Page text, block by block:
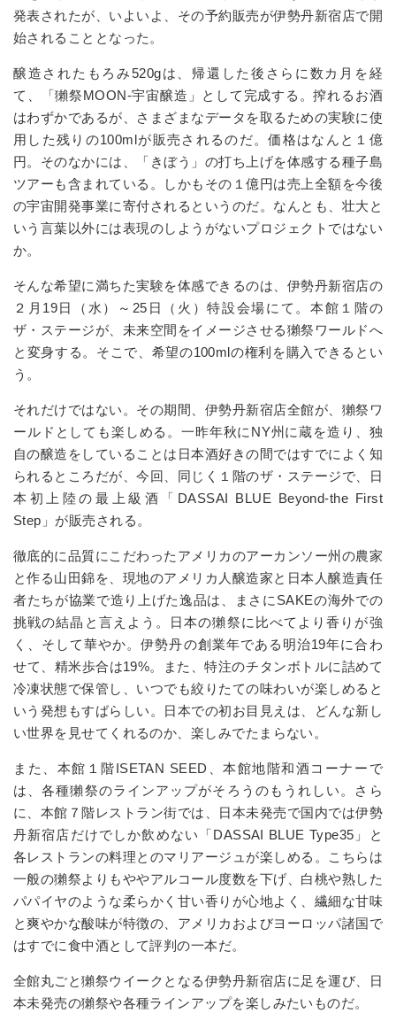
発表されたが、いよいよ、その予約販売が伊勢丹新宿店で開
始されることとなった。
醸造されたもろみ520gは、帰還した後さらに数カ月を経
て、「獺祭MOON-宇宙醸造」として完成する。搾れるお酒
はわずかであるが、さまざまなデータを取るための実験に使
用した残りの100mlが販売されるのだ。価格はなんと１億
円。そのなかには、「きぼう」の打ち上げを体感する種子島
ツアーも含まれている。しかもその１億円は売上全額を今後
の宇宙開発事業に寄付されるというのだ。なんとも、壮大と
いう言葉以外には表現のしようがないプロジェクトではない
か。
そんな希望に満ちた実験を体感できるのは、伊勢丹新宿店の
２月 19日（水）～ 25 日（火）特設会場にて。本館１階の
ザ・ステージが、未来空間をイメージさせる獺祭ワールドへ
と変身する。そこで、希望の100mlの権利を購入できるとい
う。
それだけではない。その期間、伊勢丹新宿店全館が、獺祭ワ
ールドとしても楽しめる。一昨年秋に NY州に蔵を造り、独
自の醸造をしていることは日本酒好きの間ではすでによく知
られるところだが、今回、同じく１階のザ・ステージで、日
本初上陸の最上級酒「 DASSAI BLUE Beyond-the First
Step 」が販売される。
徹底的に品質にこだわったアメリカのアーカンソー州の農家
と作る山田錦を、現地のアメリカ人醸造家と日本人醸造責任
者たちが協業で造り上げた逸品は、まさに SAKEの海外での
挑戦の結晶と言えよう。日本の獺祭に比べてより香りが強
く、そして華やか。伊勢丹の創業年である明治19年に合わ
せて、精米歩合は19%。また、特注のチタンボトルに詰めて
冷凍状態で保管し、いつでも絞りたての味わいが楽しめると
いう発想もすばらしい。日本での初お目見えは、どんな新し
い世界を見せてくれるのか、楽しみでたまらない。
また、本館１階ISETAN SEED
、本館地階和酒コーナーで
は、各種獺祭のラインアップがそろうのもうれしい。さら
に、本館７階レストラン街では、日本未発売で国内では伊勢
丹新宿店だけでしか飲めない「DASSAI BLUE Type35 」と
各レストランの料理とのマリアージュが楽しめる。こちらは
一般の獺祭よりもややアルコール度数を下げ、白桃や熟した
パパイヤのような柔らかく甘い香りが心地よく、繊細な甘味
と爽やかな酸味が特徴の、アメリカおよびヨーロッパ諸国で
はすでに食中酒として評判の一本だ。
全館丸ごと獺祭ウイークとなる伊勢丹新宿店に足を運び、日
本未発売の獺祭や各種ラインアップを楽しみたいものだ。